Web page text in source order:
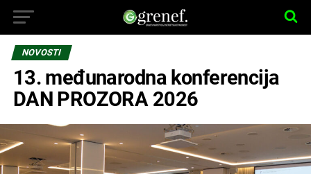
NOVOSTI
13. međunarodna konferencija
DAN PROZORA 2026